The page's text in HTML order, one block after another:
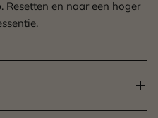
Resetten en naar een hoger